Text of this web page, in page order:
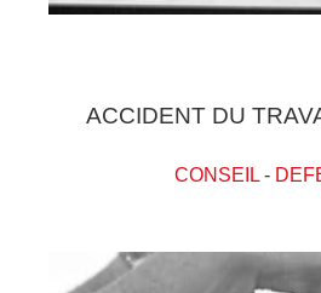
ACCIDENT DU
CONSEIL-